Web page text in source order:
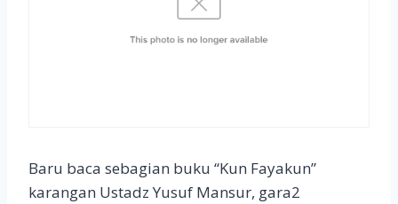
Baru baca sebagian buku “Kun Fayakun”
karangan Ustadz Yusuf Mansur, gara2